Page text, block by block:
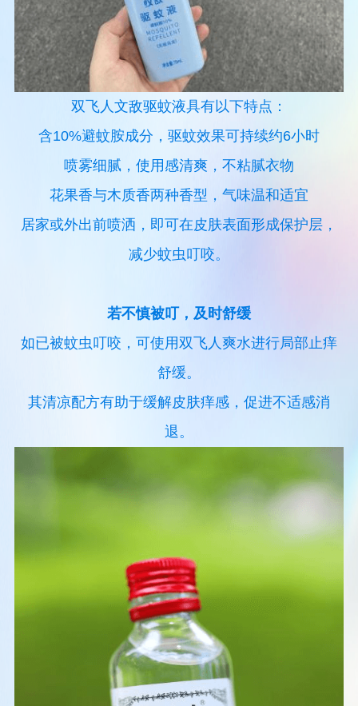
双飞人文敌驱蚊液具有以下特点：
含10%避蚊胺成分，驱蚊效果可持续约6小时
喷雾细腻，使用感清爽，不粘腻衣物
花果香与木质香两种香型，气味温和适宜
居家或外出前喷洒，即可在皮肤表面形成保护层，
减少蚊虫叮咬。
若不慎被叮，及时舒缓
如已被蚊虫叮咬，可使用双飞人爽水进行局部止痒
舒缓。
其清凉配方有助于缓解皮肤痒感，促进不适感消
退。